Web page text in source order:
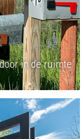
in de ruimte